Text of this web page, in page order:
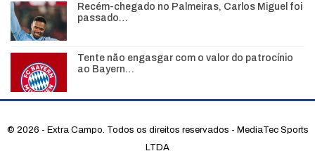
Recém-chegado no Palmeiras, Carlos Miguel foi
passado…
Tente não engasgar com o valor do patrocínio
ao Bayern…
© 2026 - Extra Campo. Todos os direitos reservados - MediaTec Sports
LTDA